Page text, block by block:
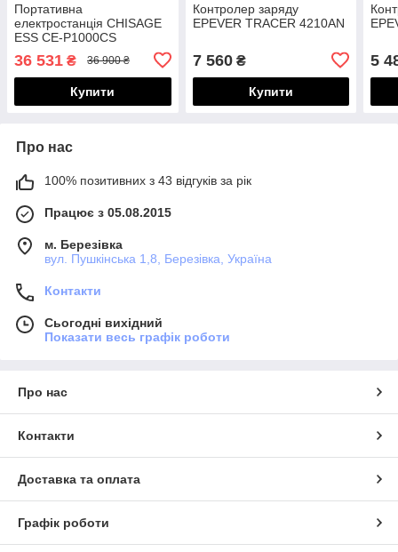
Портативна
електростанція CHISAGE
ESS CE-P1000CS
36 531 ₴ 36 900 ₴
Купити
Контролер заряду
EPEVER TRACER 4210AN
7 560₴
Купити
5
Про нас
100% позитивних з 43 відгуків за рік
Працює з 05.08.2015
м. Березівка
вул. Пушкінська 1,8, Березівка, Україна
Контакти
Сьогодні вихідний
Показати весь графік роботи
Про нас
Контакти
Доставка та оплата
Графік роботи